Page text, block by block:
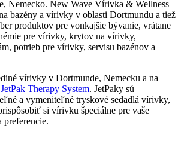
Nemecko. New Wave Vírivka & Wellness
bazény a vírivky v oblasti Dortmundu a tiež
produktov pre vonkajšie bývanie, vrátane
pre vírivky, krytov na vírivky,
potrieb pre vírivky, servisu bazénov a
vírivky v Dortmunde, Nemecku a na
JetPak Therapy System. JetPaky sú
a vymeniteľné tryskové sedadlá vírivky,
si vírivku špeciálne pre vaše
preferencie.